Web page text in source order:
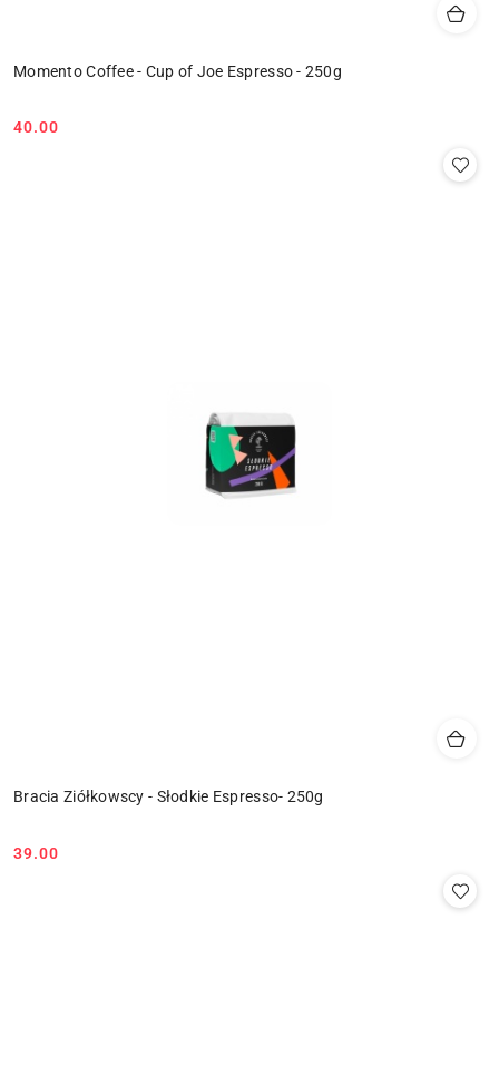
Momento Coffee - Cup of Joe Espresso - 250g
Cena:
40.00
Bracia Ziółkowscy - Słodkie Espresso- 250g
Cena:
39.00